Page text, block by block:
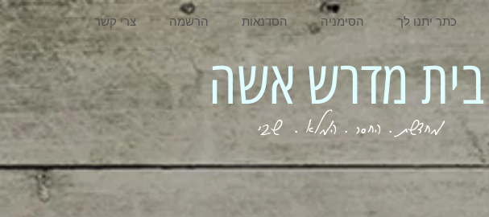
צרי קשר הרשמה הסדנאות הסימניה כתר יתנו לך
מחדשת . החסר . המלא . שבי